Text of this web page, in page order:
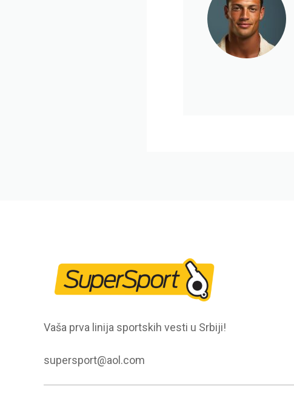
Vaša prva linija sportskih vesti u Srbiji!
supersport@aol.com